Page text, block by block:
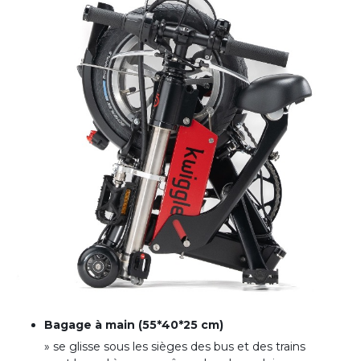
Bagage à main (55*40*25 cm)
» se glisse sous les sièges des bus et des trains